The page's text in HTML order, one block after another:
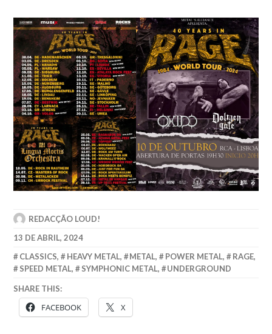
REDACÇÃO LOUD!
13 DE ABRIL, 2024
CLASSICS, HEAVY METAL, METAL, POWER METAL, RAGE,
SPEED METAL, SYMPHONIC METAL, UNDERGROUND
SHARE THIS:
FACEBOOK X